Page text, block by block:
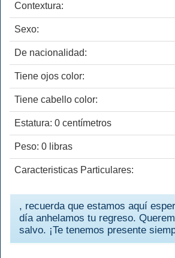
Contextura:
Sexo:
De nacionalidad:
Tiene ojos color:
Tiene cabello color:
Estatura: 0 centímetros
Peso: 0 libras
Caracteristicas Particulares:
, recuerda que estamos aquí
día anhelamos tu regreso.
salvo. ¡Te tenemos presente